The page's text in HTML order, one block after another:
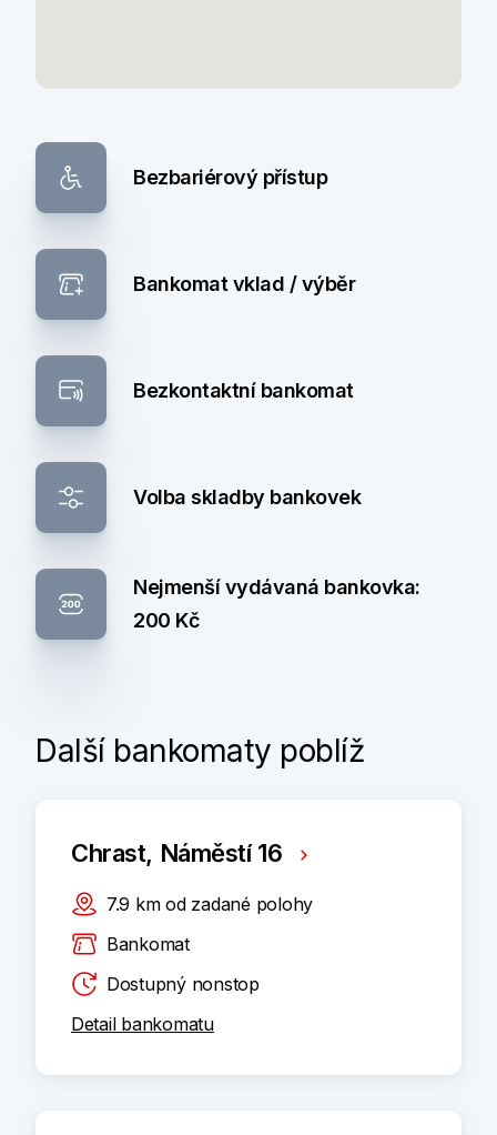
Bezbariérový přístup
Bankomat vklad / výběr
Bezkontaktní bankomat
Volba skladby bankovek
Nejmenší vydávaná bankovka:
200 Kč
Další bankomaty poblíž
Chrast, Náměstí 16
7.9 km od zadané polohy
Bankomat
Dostupný nonstop
Detail bankomatu